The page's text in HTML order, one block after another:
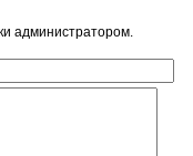
администратором.